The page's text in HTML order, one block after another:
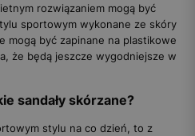
rozwiązaniem mogą być
sportowym wykonane ze skóry
mogą być zapinane na plastikowe
że będą jeszcze wygodniejsze w
sandały skórzane?
stylu na co dzień, to z